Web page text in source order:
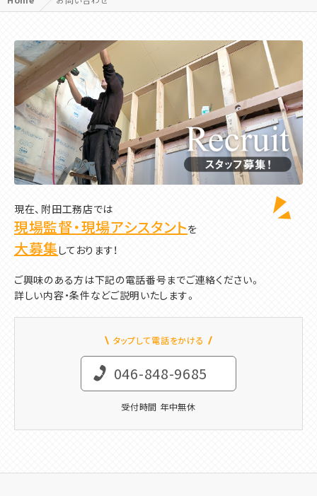
現在、附田工務店では
現場監督・現場アシスタントを
大募集 しております！
ご興味のある方は下記の電話番号までご連絡ください。
詳しい内容・条件などご説明いたします。
タップして電話をかける
046-848-9685
受付時間 年中無休